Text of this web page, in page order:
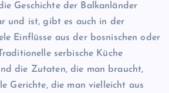
Geschichte der Balkanländer
und ist, gibt es auch in der
Einflüsse aus der bosnischen oder
serbische Küche
die Zutaten, die man braucht,
Gerichte, die man vielleicht aus